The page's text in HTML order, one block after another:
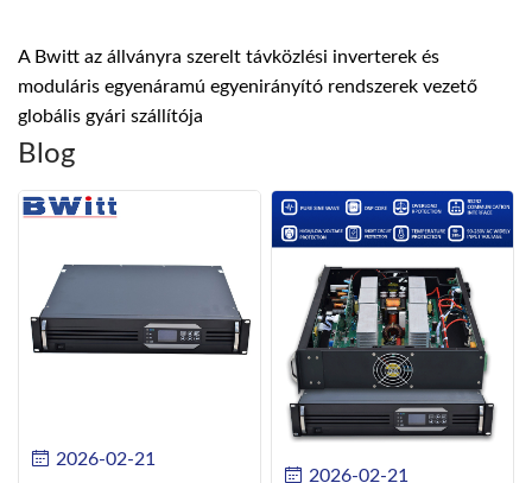
A Bwitt az állványra szerelt távközlési inverterek és
moduláris egyenáramú egyenirányító rendszerek vezető
globális gyári szállítója
Blog
2026-02-21
2026-02-21